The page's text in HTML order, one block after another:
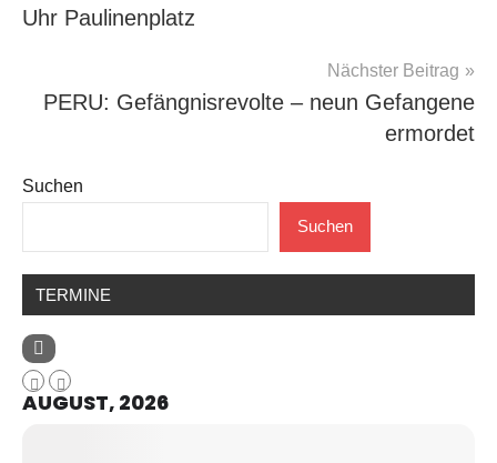
Uhr Paulinenplatz
Nächster Beitrag
PERU: Gefängnisrevolte – neun Gefangene
ermordet
Suchen
Suchen
TERMINE
AUGUST, 2026